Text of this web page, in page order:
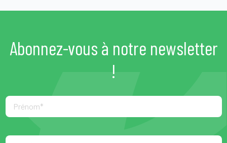
Abonnez-vous à notre newsletter
!